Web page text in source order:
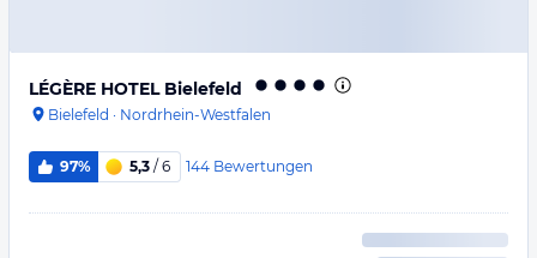
LÉGÈRE HOTEL Bielefeld
Bielefeld · Nordrhein-Westfalen
97% 5,3 / 6 144 Bewertungen